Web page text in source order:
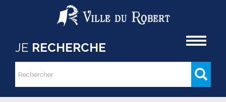
Aller au contenu principal
JE RECHERCHE
Formulaire de recherche
Rechercher